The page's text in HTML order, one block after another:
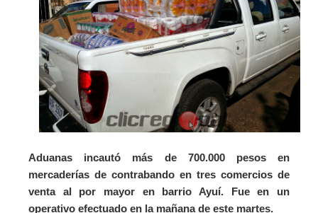
Aduanas incautó más de 700.000 pesos en
mercaderías de contrabando en tres comercios de
venta al por mayor en barrio Ayuí. Fue en un
operativo efectuado en la mañana de este martes.